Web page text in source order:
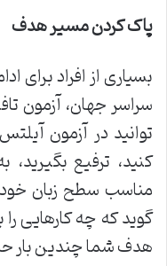
پاک کردن مسیر هدف
بسیاری از افراد برای
سراسر جهان، آزمون
توانید در آزمون
کنید، ترفیع
مناسب سطح زبان
گوید که چه کارهایی
هدف شما چندین بار